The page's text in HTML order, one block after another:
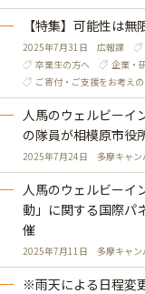
【特集】可能性は
2025年7月31日 広報課
卒業生の方へ
企業・
ご寄付・ご支援をお考え
人馬のウェルビーイ
の隊員が相模原市役
2025年7月24日 多摩キャン
人馬のウェルビーイ
動」に関する国際パ
催
2025年7月11日 多摩キャン
※雨天による日程変